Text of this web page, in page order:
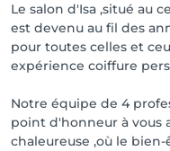
Le salon d'Isa ,situé au
est devenu au fil des
pour toutes celles et
expérience coiffure
Notre équipe de 4
point d'honneur à vous
chaleureuse ,où le